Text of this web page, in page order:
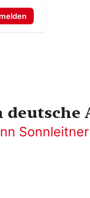
deutsche
Sonnleitner